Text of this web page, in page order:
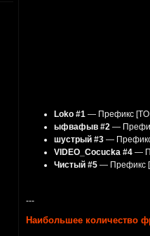
Loko #1 — Префикс
ыфвафыв #2 —
шустрый #3 —
VIDEO_Cocucka #4 —
Чистый #5 — Префикс
---
Наибольшее количество